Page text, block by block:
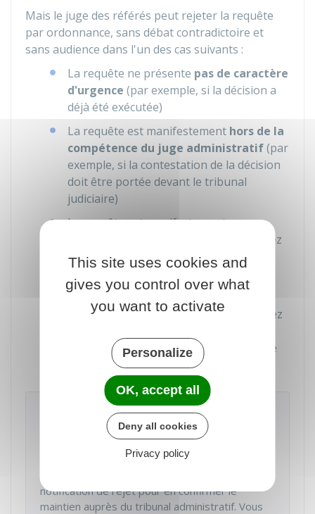
Mais le juge des référés peut rejeter la requête
par ordonnance, sans débat contradictoire et
sans audience dans l'un des cas suivants :
La requête ne présente pas de caractère
d'urgence (par exemple, si la décision a
déjà été exécutée)
La requête est manifestement hors de la
compétence du juge administratif(par
exemple, si la contestation de la décision
doit être portée devant le tribunal
judiciaire)
La requête est manifestement
(par exemple, si vous n'avez
pas introduit de recours en annulation
La requête est manifestement
fondée(par exemple, si vous n'invoquez
votre référé-suspension ou à l'appui de
votre recours en annulation).
Attention
Si votre référé-suspension est rejeté et que
annulation ou en réformation, vous disposez
notification de rejet pour en confirmer le
maintien auprès du tribunal administratif. Vous
This site uses cookies and
gives you control over what
you want to activate
Personalize
OK, accept all
Deny all cookies
Privacy policy